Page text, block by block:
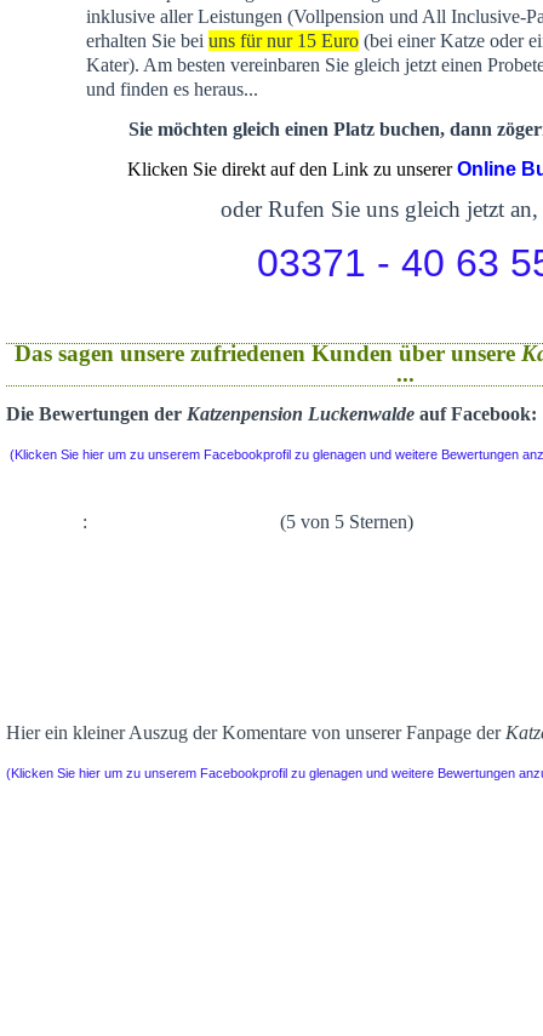
inklusive aller Leistungen (Vollpension und All Inclusive-
erhalten Sie bei uns für nur 15 Euro(bei einer Katze oder
Kater). Am besten vereinbaren Sie gleich jetzt einen
und finden es heraus...
Sie möchten gleich einen Platz buchen, dann
Klicken Sie direkt auf den Link zu unsererOnline
oder Rufen Sie uns gleich jetzt an,
03371 - 40 63
Das sagen unsere zufriedenen Kunden über unsere
...
Die Bewertungen der Katzenpension Luckenwalde auf Facebook:
(Klicken Sie hier um zu unserem Facebookprofil zu glenagen und weitere Bewertungen
: (5 von 5 Sternen)
Hier ein kleiner Auszug der Komentare von unserer Fanpage der
(Klicken Sie hier um zu unserem Facebookprofil zu glenagen und weitere Bewertungen